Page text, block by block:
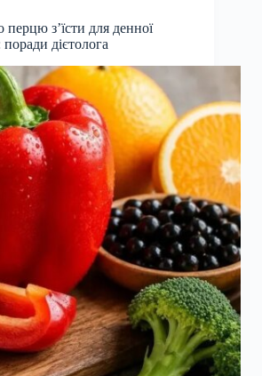
перцю з’їсти для денної
дієтолога